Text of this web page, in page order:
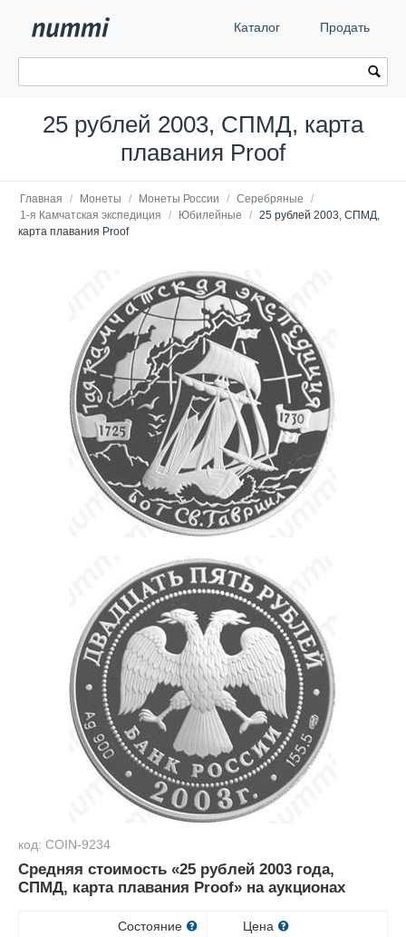
Каталог Продать
25 рублей 2003, СПМД, карта
плавания Proof
Главная / Монеты / Монеты России / Серебряные
/
1-я Камчатская экспедиция
/ Юбилейные / 25 рублей 2003, СПМД,
карта плавания Proof
код: COIN-9234
Средняя стоимость «25 рублей 2003 года,
СПМД, карта плавания Proof» на аукционах
Состояние Цена